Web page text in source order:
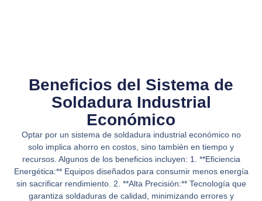
Beneficios del Sistema de
Soldadura Industrial
Económico
Optar por un sistema de soldadura industrial económico no
solo implica ahorro en costos, sino también en tiempo y
recursos. Algunos de los beneficios incluyen: 1. **Eficiencia
Energética:** Equipos diseñados para consumir menos energía
sin sacrificar rendimiento. 2. **Alta Precisión:** Tecnología que
garantiza soldaduras de calidad, minimizando errores y